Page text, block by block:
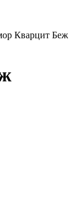
Кварцит Беж